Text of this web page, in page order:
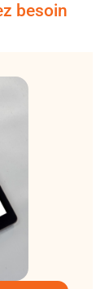
besoin